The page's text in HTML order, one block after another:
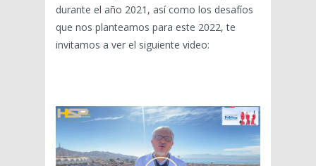
durante el año 2021, así como los desafíos
que nos planteamos para este 2022, te
invitamos a ver el siguiente video: